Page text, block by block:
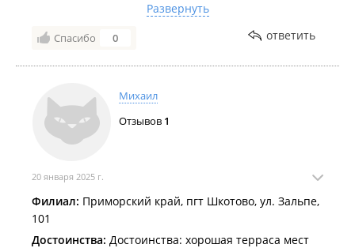
подошла моя очередь, выхожу из кабинки, и тут она,
влетела, давай там что то начищать, носится по
так как было тесно из-за ее широкого кардана,
маленькому, сходила, все смыла, туалет чистенький,
красивый, и тут врывается она, давай там за мной
смывать, ну это трындец, я просто охренела,
Развернуть
Спасибо 0 ответить
Михаил
Отзывов 1
20 января 2025 г.
Филиал: Приморский край, пгт Шкотово, ул. Зальпе,
101
Достоинства: Достоинства: хорошая терраса мест